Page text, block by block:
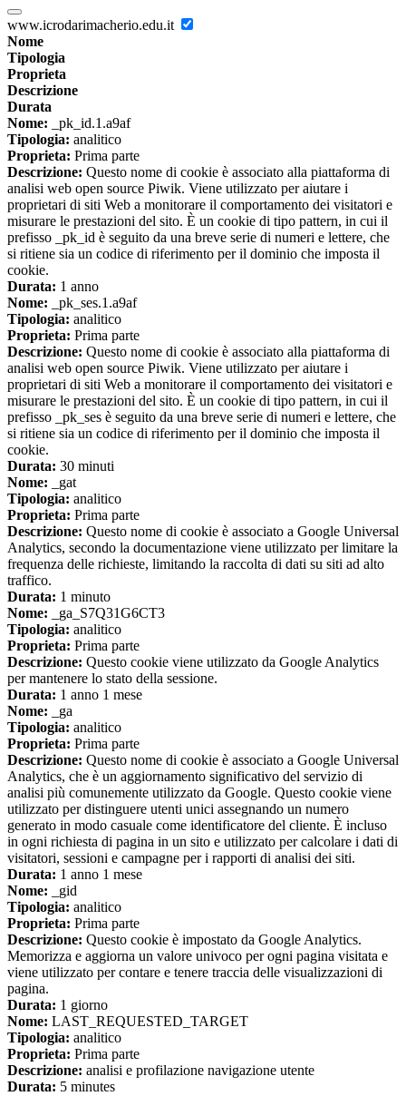
www.icrodarimacherio.edu.it
Nome
Tipologia
Proprieta
Descrizione
Durata
Nome: _pk_id.1.a9af
Tipologia: analitico
Proprieta: Prima parte
Descrizione: Questo nome di cookie è associato alla piattaforma di
analisi web open source Piwik. Viene utilizzato per aiutare i
proprietari di siti Web a monitorare il comportamento dei visitatori e
misurare le prestazioni del sito. È un cookie di tipo pattern, in cui il
prefisso _pk_id è seguito da una breve serie di numeri e lettere, che
si ritiene sia un codice di riferimento per il dominio che imposta il
cookie.
Durata: 1 anno
Nome: _pk_ses.1.a9af
Tipologia: analitico
Proprieta: Prima parte
Descrizione: Questo nome di cookie è associato alla piattaforma di
analisi web open source Piwik. Viene utilizzato per aiutare i
proprietari di siti Web a monitorare il comportamento dei visitatori e
misurare le prestazioni del sito. È un cookie di tipo pattern, in cui il
prefisso _pk_ses è seguito da una breve serie di numeri e lettere, che
si ritiene sia un codice di riferimento per il dominio che imposta il
cookie.
Durata: 30 minuti
Nome: _gat
Tipologia: analitico
Proprieta: Prima parte
Descrizione: Questo nome di cookie è associato a Google Universal
Analytics, secondo la documentazione viene utilizzato per limitare la
frequenza delle richieste, limitando la raccolta di dati su siti ad alto
traffico.
Durata: 1 minuto
Nome: _ga_S7Q31G6CT3
Tipologia: analitico
Proprieta: Prima parte
Descrizione: Questo cookie viene utilizzato da Google Analytics
per mantenere lo stato della sessione.
Durata: 1 anno 1 mese
Nome: _ga
Tipologia: analitico
Proprieta: Prima parte
Descrizione: Questo nome di cookie è associato a Google Universal
Analytics, che è un aggiornamento significativo del servizio di
analisi più comunemente utilizzato da Google. Questo cookie viene
utilizzato per distinguere utenti unici assegnando un numero
generato in modo casuale come identificatore del cliente. È incluso
in ogni richiesta di pagina in un sito e utilizzato per calcolare i dati di
visitatori, sessioni e campagne per i rapporti di analisi dei siti.
Durata: 1 anno 1 mese
Nome: _gid
Tipologia: analitico
Proprieta: Prima parte
Descrizione: Questo cookie è impostato da Google Analytics.
Memorizza e aggiorna un valore univoco per ogni pagina visitata e
viene utilizzato per contare e tenere traccia delle visualizzazioni di
pagina.
Durata: 1 giorno
Nome: LAST_REQUESTED_TARGET
Tipologia: analitico
Proprieta: Prima parte
Descrizione: analisi e profilazione navigazione utente
Durata: 5 minutes